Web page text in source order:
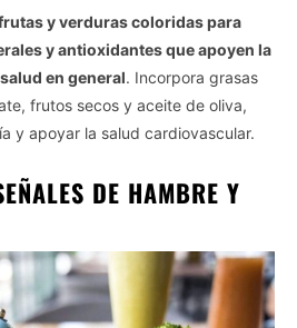
y verduras coloridas para
y antioxidantes que apoyen la
en general. Incorpora grasas
frutos secos y aceite de oliva,
y apoyar la salud cardiovascular.
DE HAMBRE Y